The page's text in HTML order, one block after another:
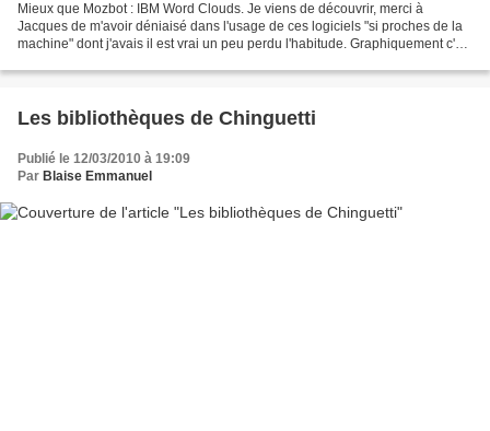
Mieux que Mozbot : IBM Word Clouds. Je viens de découvrir, merci à
Jacques de m'avoir déniaisé dans l'usage de ces logiciels "si proches de la
machine" dont j'avais il est vrai un peu perdu l'habitude. Graphiquement c'est
Les bibliothèques de Chinguetti
Publié le 12/03/2010 à 19:09
Par Blaise Emmanuel